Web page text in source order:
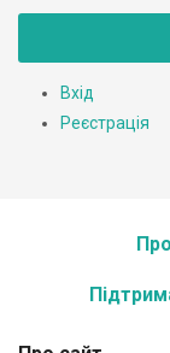
Вхід
Реєстрація